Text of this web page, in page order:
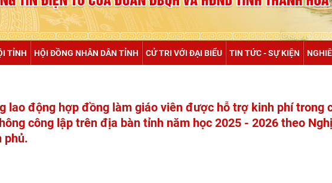
TỈNH HỘI ĐỒNG NHÂN DÂN TỈNH CỬ TRI VỚI ĐẠI BIỂU TIN TỨC - SỰ KIỆN
lao động hợp đồng làm giáo viên được hỗ trợ kinh phí trong
công lập trên địa bàn tỉnh năm học 2025 - 2026 theo
phủ.